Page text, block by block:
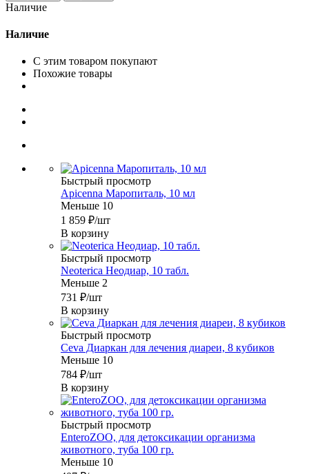
Наличие
Наличие
С этим товаром покупают
Похожие товары
Быстрый просмотр
Apicenna Маропиталь, 10 мл
Меньше 10
1 859 ₽/шт
В корзину
Быстрый просмотр
Neoterica Неодиар, 10 табл.
Меньше 2
731 ₽/шт
В корзину
Быстрый просмотр
Ceva Диаркан для лечения диареи, 8 кубиков
Меньше 10
784 ₽/шт
В корзину
Быстрый просмотр
EnteroZOO, для детоксикации организма
животного, туба 100 гр.
Меньше 10